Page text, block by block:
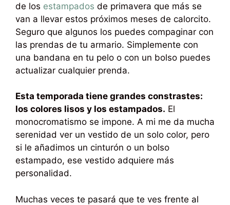
de los estampados de primavera que más se
van a llevar estos próximos meses de calorcito.
Seguro que algunos los puedes compaginar con
las prendas de tu armario. Simplemente con
una bandana en tu pelo o con un bolso puedes
actualizar cualquier prenda.
Esta temporada tiene grandes constrastes:
los colores lisos y los estampados. El
monocromatismo se impone. A mi me da mucha
serenidad ver un vestido de un solo color, pero
si le añadimos un cinturón o un bolso
estampado, ese vestido adquiere más
personalidad.
Muchas veces te pasará que te ves frente al